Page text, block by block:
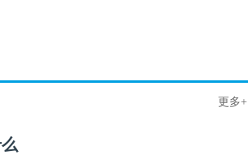
更多+